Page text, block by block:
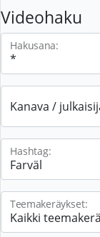
Videohaku
Hakusana:
Kanava /
Hashtag:
Teemakeräykset: